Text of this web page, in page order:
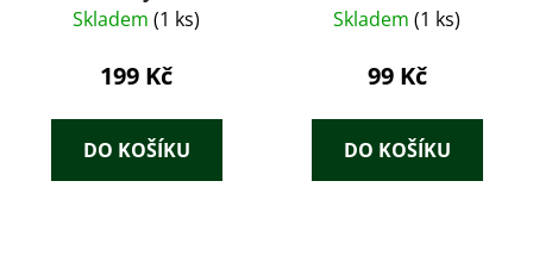
Skladem (1 ks)
199 Kč
DO KOŠÍKU
allgemeine
Skladem (1 ks)
99 Kč
DO KOŠÍKU